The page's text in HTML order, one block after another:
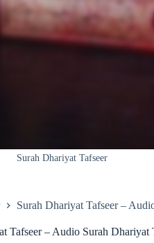
Surah Dhariyat Tafseer
Surah Dhariyat Tafseer –
Tafseer – Audio Surah Dhariyat